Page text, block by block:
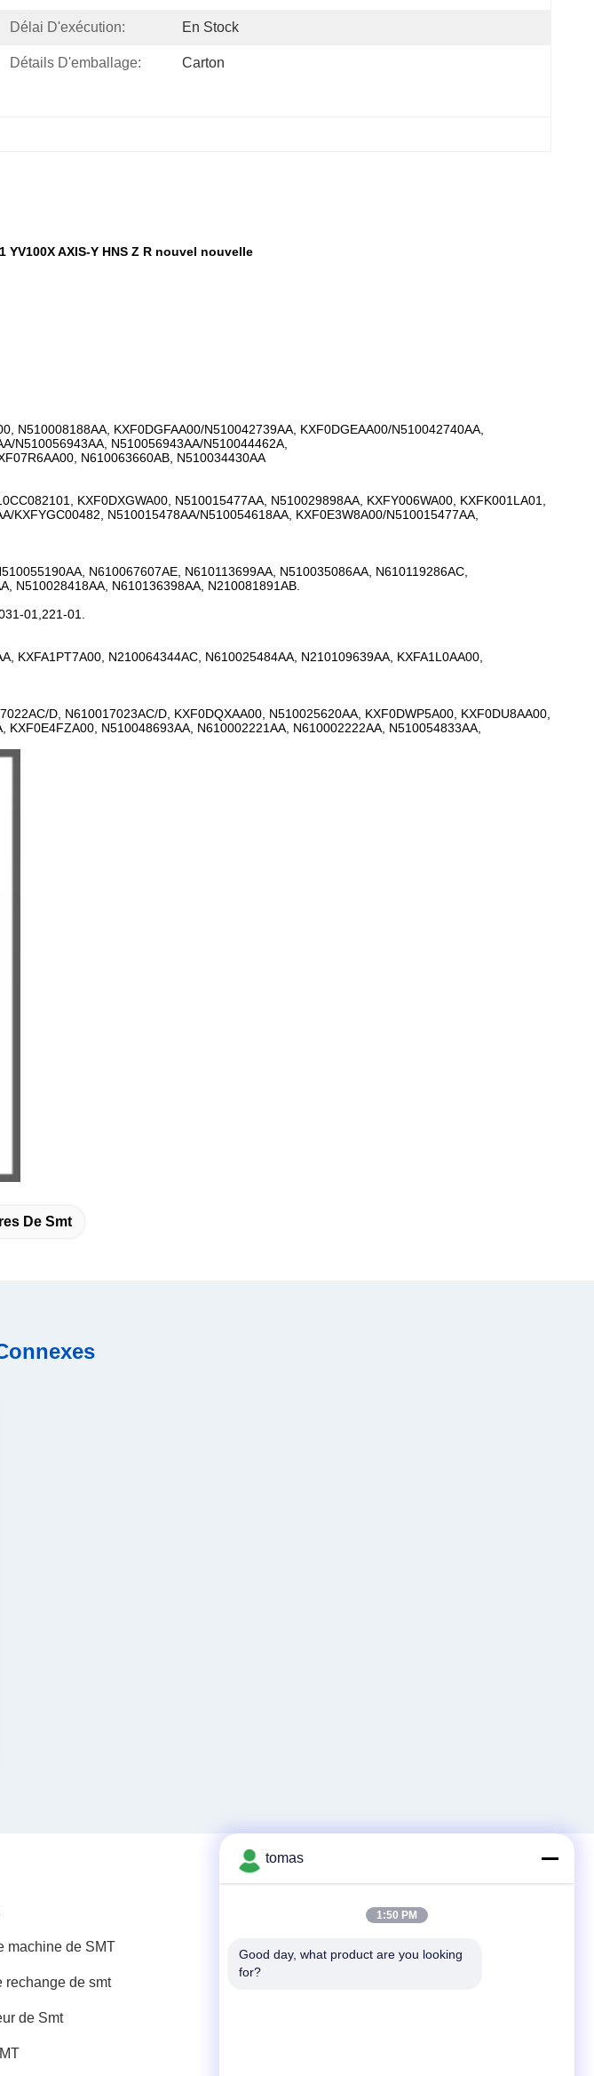
Délai D'exécution: En Stock
Détails D'emballage: Carton
AXIS-Y HNS Z R nouvel nouvelle
N510008188AA, KXF0DGFAA00/N510042739AA, KXF0DGEAA00/N510042740AA,
N510056943AA, N510056943AA/N510044462A,
N610063660AB, N510034430AA
KXF0DXGWA00, N510015477AA, N510029898AA, KXFY006WA00, KXFK001LA01,
N510015478AA/N510054618AA, KXF0E3W8A00/N510015477AA,
N610067607AE, N610113699AA, N510035086AA, N610119286AC,
N510028418AA, N610136398AA, N210081891AB.
01,221-01.
KXFA1PT7A00, N210064344AC, N610025484AA, N210109639AA, KXFA1L0AA00,
D, N610017023AC/D, KXF0DQXAA00, N510025620AA, KXF0DWP5A00, KXF0DU8AA00,
N510048693AA, N610002221AA, N610002222AA, N510054833AA,
De Smt
machine de SMT
rechange de smt
de Smt
Tél
tomas
1:50 PM
Good day, what product are you looking
for?